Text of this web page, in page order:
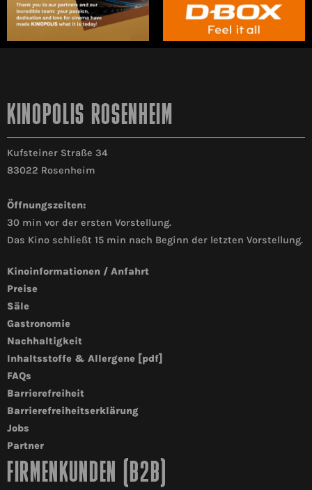
KINOPOLIS ROSENHEIM
Kufsteiner Straße 34
83022 Rosenheim
Öffnungszeiten:
30 min vor der ersten Vorstellung.
Das Kino schließt 15 min nach Beginn der letzten Vorstellung.
Kinoinformationen / Anfahrt
Preise
Säle
Gastronomie
Nachhaltigkeit
Inhaltsstoffe & Allergene [pdf]
FAQs
Barrierefreiheit
Barrierefreiheitserklärung
Jobs
Partner
FIRMENKUNDEN (B2B)